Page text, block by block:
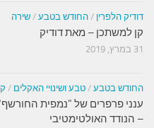
דודיק הלפרין / החודש בטבע / שירה
קן למשתכן – מאת דודיק
31 במרץ, 2019
החודש בטבע / טבע ושינויי האקלים /
ענני פרפרים של "נמפית
– הנודד האולטימטיבי